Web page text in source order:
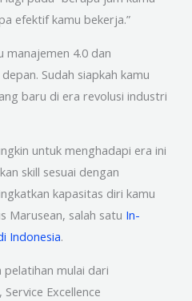
efektif kamu bekerja.”
manajemen 4.0 dan
Sudah siapkah kamu
baru di era revolusi industri
untuk menghadapi era ini
skill sesuai dengan
kapasitas diri kamu
Marusean, salah satu In-
Indonesia.
mulai dari
Excellence